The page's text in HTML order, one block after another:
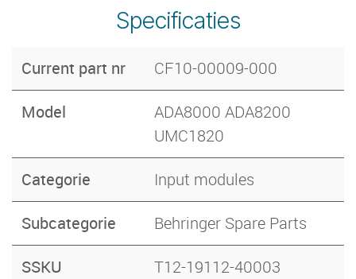
Specificaties
Current part nr CF10-00009-000
Model
ADA8000 ADA8200
UMC1820
Categorie Input modules
Subcategorie Behringer Spare Parts
SSKU T12-19112-40003